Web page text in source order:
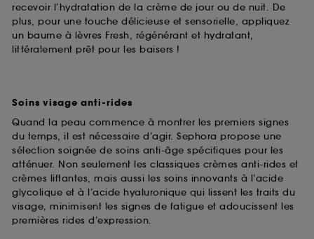
recevoir l’hydratation de la crème de jour ou de nuit. De
plus, pour une touche délicieuse et sensorielle, appliquez
un baume à lèvres Fresh, régénérant et hydratant,
littéralement prêt pour les baisers !
Soins visage anti-rides
Quand la peau commence à montrer les premiers signes
du temps, il est nécessaire d’agir. Sephora propose une
sélection soignée de soins anti-âge spécifiques pour les
atténuer. Non seulement les classiques crèmes anti-rides et
crèmes liftantes, mais aussi les soins innovants à l’acide
glycolique et à l’acide hyaluronique qui lissent les traits du
visage, minimisent les signes de fatigue et adoucissent les
premières rides d’expression.